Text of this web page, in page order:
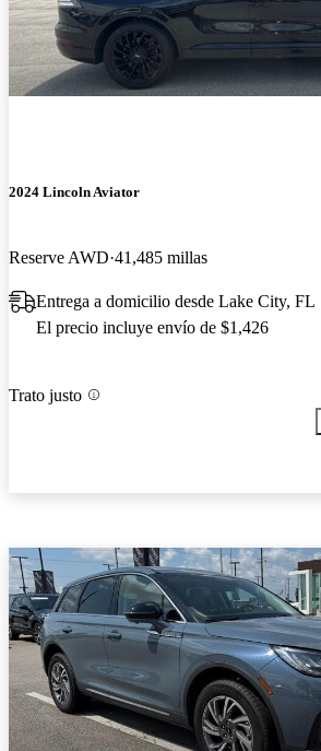
2024 Lincoln Aviator
Reserve AWD 41,485 millas
Entrega a domicilio desde Lake City, FL
El precio incluye envío de $1,426
Trato justo